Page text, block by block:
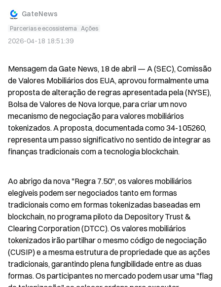
GateNews
Parcerias e ecossistema Ações
2026-04-18 18:51:39
Mensagem da Gate News, 18 de abril — A (SEC), Comissão
de Valores Mobiliários dos EUA, aprovou formalmente uma
proposta de alteração de regras apresentada pela (NYSE),
Bolsa de Valores de Nova Iorque, para criar um novo
mecanismo de negociação para valores mobiliários
tokenizados. A proposta, documentada como 34-105260,
representa um passo significativo no sentido de integrar as
finanças tradicionais com a tecnologia blockchain.
Ao abrigo da nova "Regra 7.50", os valores mobiliários
elegíveis podem ser negociados tanto em formas
tradicionais como em formas tokenizadas baseadas em
blockchain, no programa piloto da Depository Trust &
Clearing Corporation (DTCC). Os valores mobiliários
tokenizados irão partilhar o mesmo código de negociação
(CUSIP) e a mesma estrutura de propriedade que as ações
tradicionais, garantindo plena fungibilidade entre as duas
formas. Os participantes no mercado podem usar uma "flag